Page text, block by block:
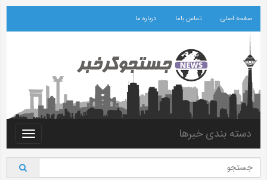
صفحه اصلی تماس باما درباره ما
Toggle
دسته بندی خبرها